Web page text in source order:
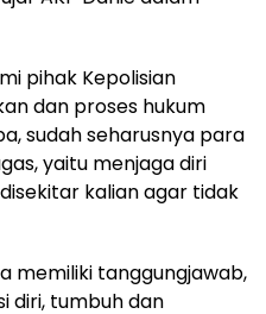
pihak Kepolisian
dan proses hukum
sudah seharusnya para
yaitu menjaga diri
kalian agar tidak
memiliki tanggungjawab,
diri, tumbuh dan